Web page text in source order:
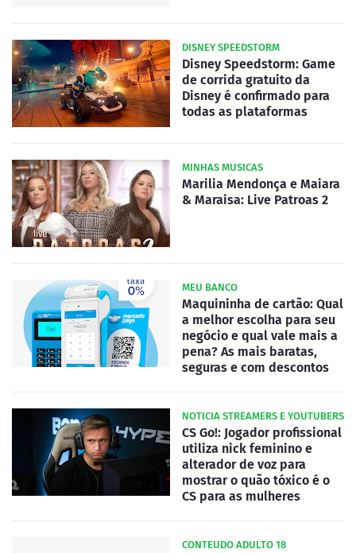
DISNEY SPEEDSTORM
Disney Speedstorm: Game
de corrida gratuito da
Disney é confirmado para
todas as plataformas
MINHAS MUSICAS
Marilia Mendonça e Maiara
& Maraisa: Live Patroas 2
MEU BANCO
Maquininha de cartão: Qual
a melhor escolha para seu
negócio e qual vale mais a
pena? As mais baratas,
seguras e com descontos
NOTICIA STREAMERS E YOUTUBERS
CS Go!: Jogador profissional
utiliza nick feminino e
alterador de voz para
mostrar o quão tóxico é o
CS para as mulheres
CONTEUDO ADULTO 18